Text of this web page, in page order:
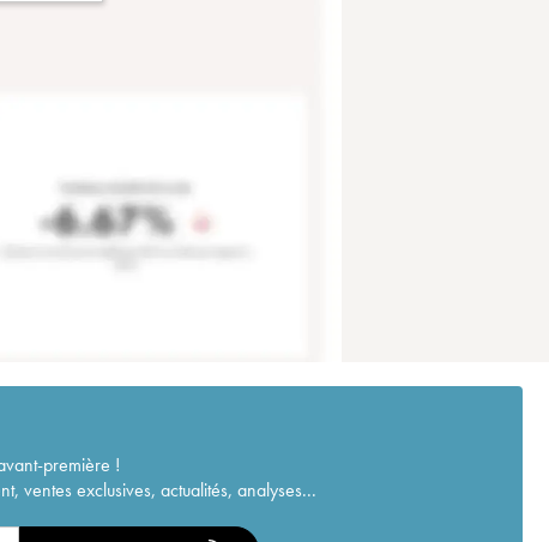
première !
ventes exclusives, actualités, analyses...